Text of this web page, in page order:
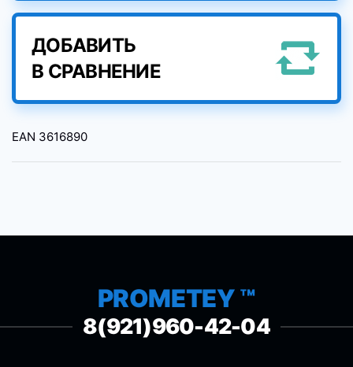
ДОБАВИТЬ
В СРАВНЕНИЕ
EAN 3616890
PROMETEY ™
8(921)960-42-04